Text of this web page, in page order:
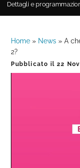
Dettagli e
Home » News »A
2?
Pubblicato il22